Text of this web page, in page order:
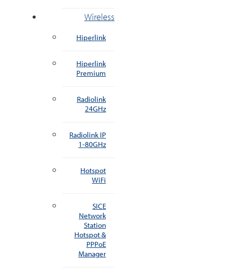
Wireless
Hiperlink
Hiperlink
Premium
Radiolink
24GHz
Radiolink IP
1-80GHz
Hotspot
WiFi
SICE
Network
Station
Hotspot &
PPPoE
Manager